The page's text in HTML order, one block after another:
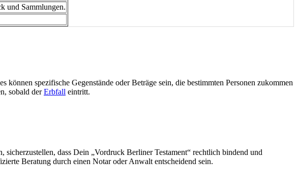
und Sammlungen.
können spezifische Gegenstände oder Beträge sein, die bestimmten Personen zukommen
sobald derErbfall eintritt.
dass Dein „Vordruck Berliner Testament“ rechtlich bindend und
Beratung durch einen Notar oder Anwalt entscheidend sein.